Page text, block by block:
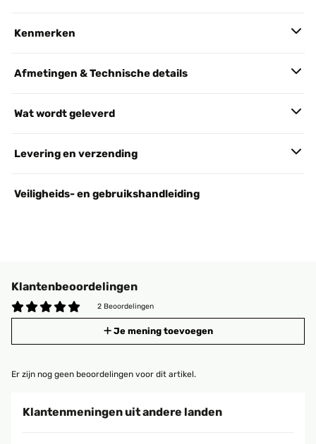
Kenmerken
Afmetingen & Technische details
Wat wordt geleverd
Levering en verzending
Veiligheids- en gebruikshandleiding
Klantenbeoordelingen
2 Beoordelingen
Je mening toevoegen
Er zijn nog geen beoordelingen voor dit artikel.
Klantenmeningen uit andere landen